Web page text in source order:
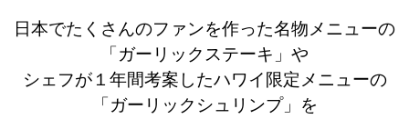
日本でたくさんのファンを作った名物メニューの
「ガーリックステーキ」や
シェフが１年間考案したハワイ限定メニューの
「ガーリックシュリンプ」を